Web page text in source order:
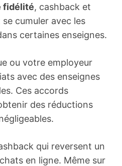
fidélité, cashback et
cumuler avec les
certaines enseignes.
ou votre employeur
avec des enseignes
Ces accords
des réductions
qui reversent un
en ligne. Même sur